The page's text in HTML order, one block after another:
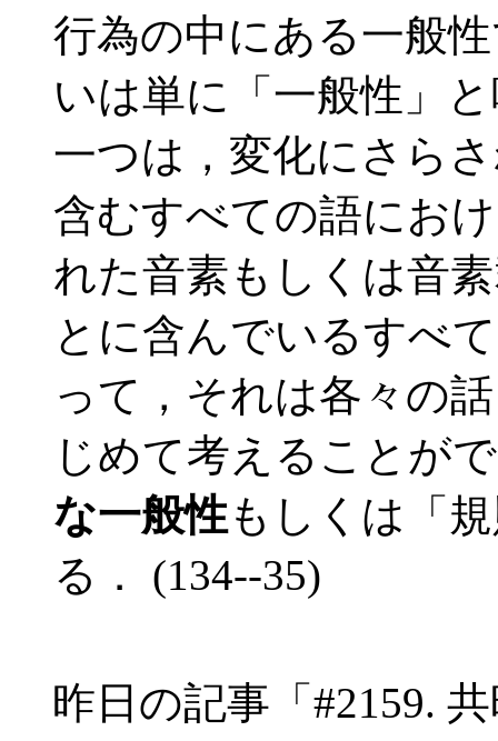
行為の中にある一般
いは単に「一般性」
一つは，変化にさら
含むすべての語にお
れた音素もしくは音
とに含んでいるすべ
って，それは各々の
じめて考えることが
な一般性もしくは「
る． (134--35)
昨日の記事「#2159.